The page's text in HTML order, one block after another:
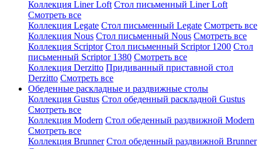
Коллекция Liner Loft Стол письменный Liner Loft
Смотреть все
Коллекция Legate Стол письменный Legate Смотреть все
Коллекция Nous Стол письменный Nous Смотреть все
Коллекция Scriptor Стол письменный Scriptor 1200 Стол
письменный Scriptor 1380 Смотреть все
Коллекция Derzitto Придиванный приставной стол
Derzitto Смотреть все
Обеденные раскладные и раздвижные столы
Коллекция Gustus Стол обеденный раскладной Gustus
Смотреть все
Коллекция Modern Стол обеденный раздвижной Modern
Смотреть все
Коллекция Brunner Стол обеденный раздвижной Brunner